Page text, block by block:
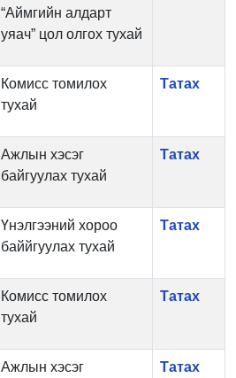
“Аймгийн алдарт
уяач” цол олгох тухай
Комисс томилох
тухай
Татах
Ажлын хэсэг
байгуулах тухай
Татах
Үнэлгээний хороо
баййгуулах тухай
Татах
Комисс томилох
тухай
Татах
Ажлын хэсэг
Татах